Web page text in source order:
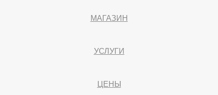
МАГАЗИН
УСЛУГИ
ЦЕНЫ